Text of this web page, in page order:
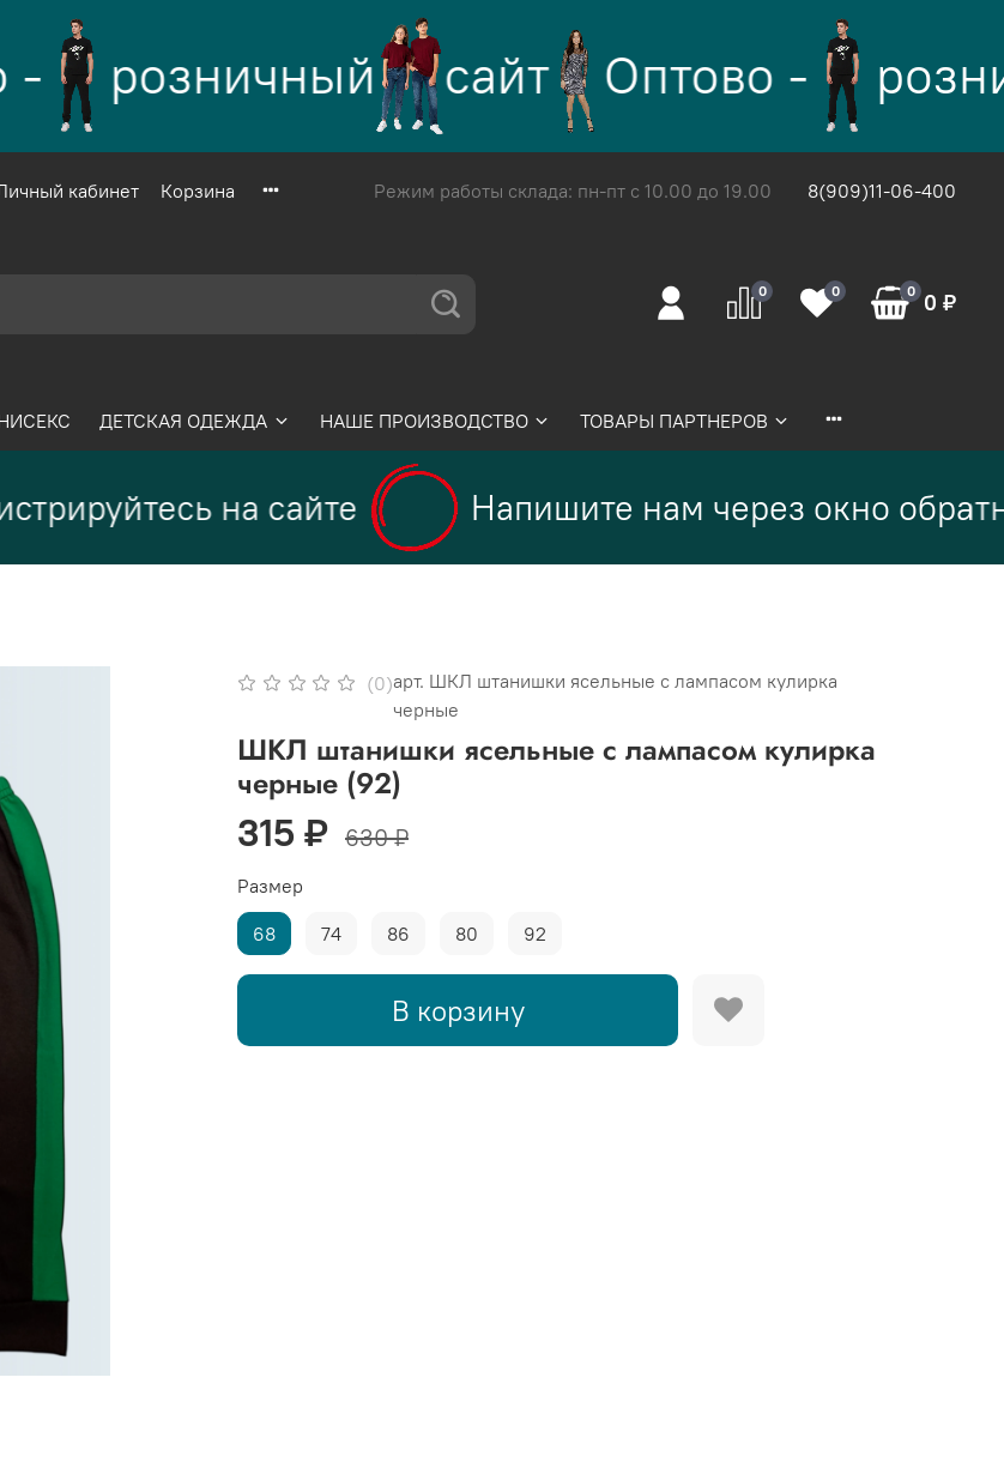
розничный сайт Оптово -
кабинет Корзина Режим работы склада: пн-пт с 10.00 до 19.00 8(909)11-06-400
0 0 0 0 ₽
ДЕТСКАЯ ОДЕЖДА НАШЕ ПРОИЗВОДСТВО ТОВАРЫ ПАРТНЕРОВ
на сайте Напишите нам через окно
(0)арт. ШКЛ штанишки ясельные с лампасом кулирка
черные
ШКЛ штанишки ясельные с лампасом кулирка
черные (92)
315 ₽ 630 ₽
В корзину
Размер
68
74 86 80 92